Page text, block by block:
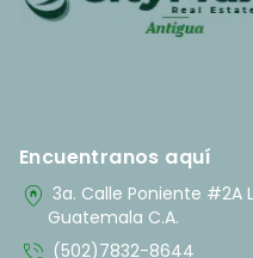
Encuentranos aquí
home_pin 3a. Calle Poniente #2A
Guatemala C.A.
(502)7832-8644